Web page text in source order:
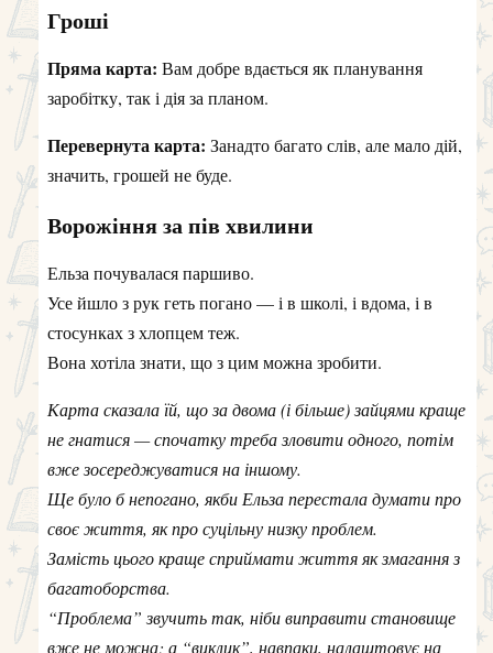
Гроші
Пряма карта: Вам добре вдається як планування
заробітку, так і дія за планом.
Перевернута карта: Занадто багато слів, але мало дій,
значить, грошей не буде.
Ворожіння за пів хвилини
Ельза почувалася паршиво.
Усе йшло з рук геть погано — і в школі, і вдома, і в
стосунках з хлопцем теж.
Вона хотіла знати, що з цим можна зробити.
Карта сказала їй, що за двома (і більше) зайцями краще
не гнатися — спочатку треба зловити одного, потім
вже зосереджуватися на іншому.
Ще було б непогано, якби Ельза перестала думати про
своє життя, як про суцільну низку проблем.
Замість цього краще сприймати життя як змагання з
багатоборства.
“Проблема” звучить так, ніби виправити становище
вже не можна; а “виклик”, навпаки, налаштовує на